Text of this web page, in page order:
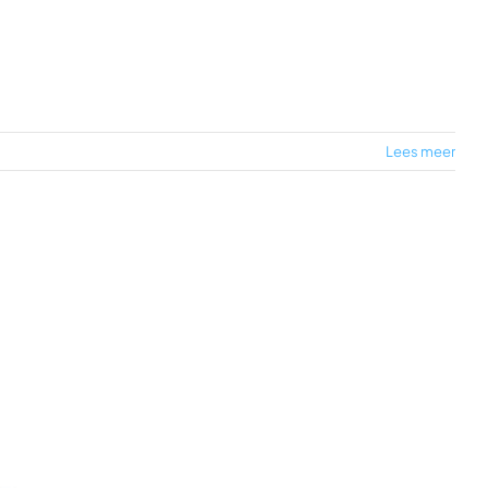
Lees meer